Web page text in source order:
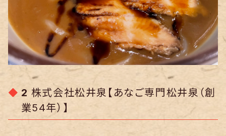
2 株式会社松井泉【あなご専門松井泉（創
業54年）】